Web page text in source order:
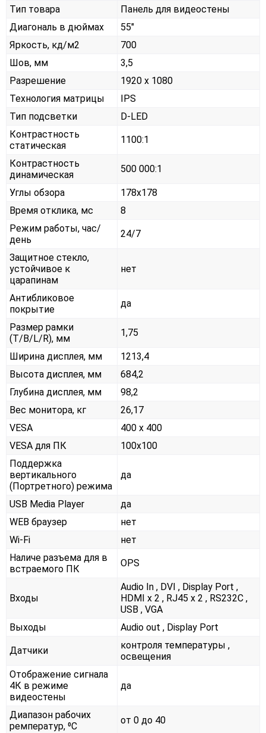
Тип товара
Панель для видеостены
Диагональ в дюймах
55"
Яркость, кд/м2
700
Шов, мм
3,5
Разрешение
1920 x 1080
Технология матрицы
IPS
Тип подсветки
D-LED
Контрастность
статическая
1100:1
Контрастность
динамическая
500 000:1
Углы обзора
178x178
Время отклика, мс
8
Режим работы, час/
день
24/7
Защитное стекло,
устойчивое к
царапинам
нет
Антибликовое
покрытие
да
Размер рамки
(T/B/L/R), мм
1,75
Ширина дисплея, мм
1213,4
Высота дисплея, мм
684,2
Глубина дисплея, мм
98,2
Вес монитора, кг
26,17
VESA
400 x 400
VESA для ПК
100x100
Поддержка
вертикального
(Портретного) режима
да
USB Media Player
да
WEB браузер
нет
Wi-Fi
нет
Наличе разъема для в
встраемого ПК
OPS
Входы
Audio In , DVI , Display Port ,
HDMI x 2 , RJ45 x 2 , RS232С ,
USB , VGA
Выходы
Audio out , Display Port
Датчики
контроля температуры ,
освещения
Отображение сигнала
4К в режиме
видеостены
да
Диапазон рабочих
ремператур, ⁰С
от 0 до 40